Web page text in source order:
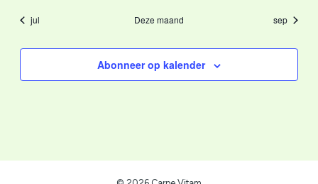
jul Deze maand sep
Abonneer op kalender